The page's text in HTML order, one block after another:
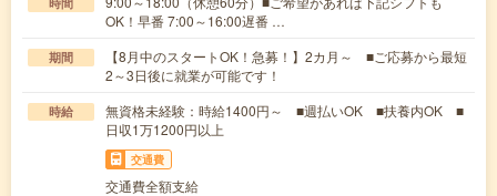
OK！早番 7:00～16:00遅番 …
期間
【8月中のスタートOK！急募！】2カ月～ ■ご応募から最短
2～3日後に就業が可能です！
時給
無資格未経験：時給1400円～ ■週払いOK ■扶養内OK ■
日収1万1200円以上
交通費
交通費全額支給